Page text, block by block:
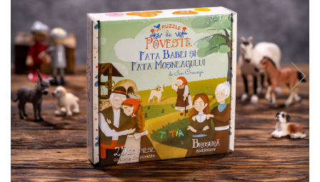
10 Ani
11 - 14 Ani
14+ Ani
Colecția Păcălici
TOATE JOCURILE